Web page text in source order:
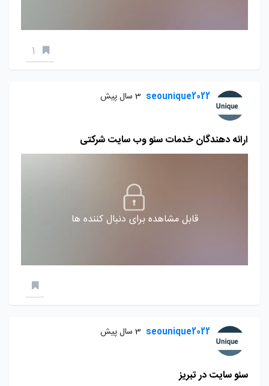
1
seounique2022 3 سال پیش
ارائه دهندگان خدمات سئو وب سایت شرکتی
قابل مشاهده برای دنبال کننده ها
seounique2022 3 سال پیش
سئو سایت در تبریز